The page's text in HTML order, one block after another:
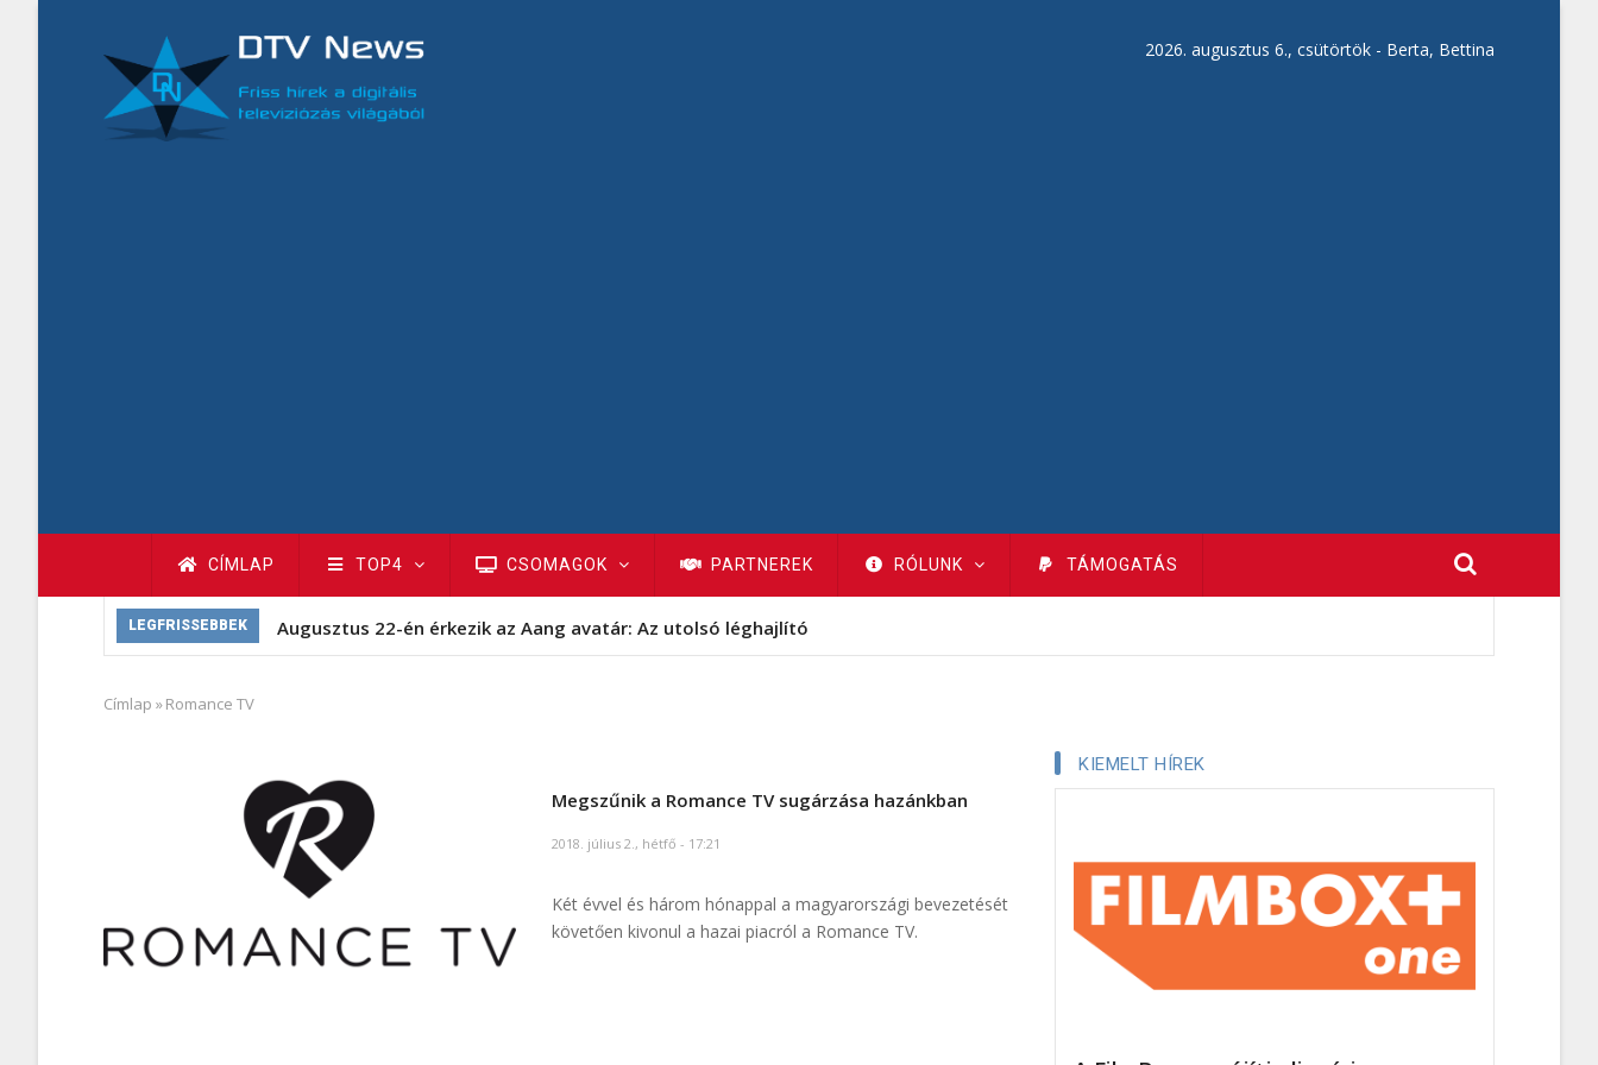
tartalomra
2026. augusztus 6., csütörtök - Berta, Bettina
Fő
navigáció
CÍMLAP TOP4 CSOMAGOK PARTNEREK RÓLUNK TÁMOGATÁS
LEGFRISSEBBEK Augusztus 22-én érkezik az Aang avatár: Az utolsó léghajlító
Morzsa
Címlap »Romance TV
Megszűnik a Romance TV sugárzása hazánkban
2018. július 2., hétfő - 17:21
Két évvel és három hónappal a magyarországi bevezetését
követően kivonul a hazai piacról a Romance TV.
KIEMELT HÍREK